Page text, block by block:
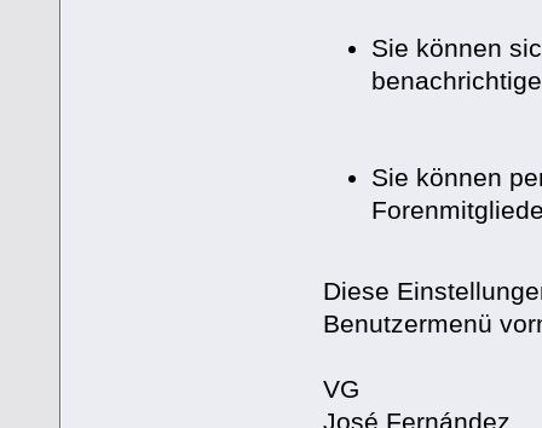
Sie können
Sie können
Diese
Benutzermenü
VG
José Fernández